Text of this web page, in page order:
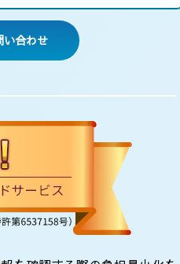
い合わせ